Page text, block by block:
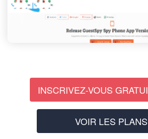
INSCRIVEZ-VOUS
VOIR LES PLANS